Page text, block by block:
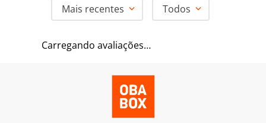
Mais recentes Todos
Carregando avaliações…